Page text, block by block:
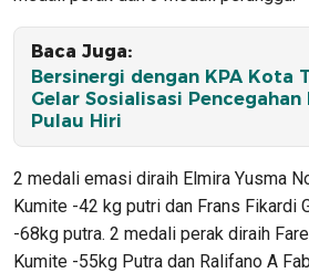
Baca Juga:
Bersinergi dengan KPA Kota
Gelar Sosialisasi Pencegahan
Pulau Hiri
2 medali emasi diraih Elmira Yusma
Kumite -42 kg putri dan Frans Fikardi
-68kg putra. 2 medali perak diraih
Kumite -55kg Putra dan Ralifano A